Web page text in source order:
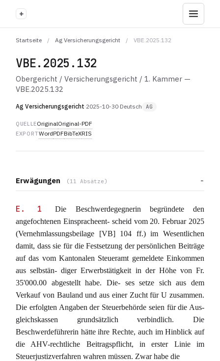
+
Startseite / Ag Versicherungsgericht / VBE.2025.132
VBE.2025.132
Obergericht / Versicherungsgericht / 1. Kammer —
VBE.2025.132
Ag Versicherungsgericht·2025-10-30·Deutsch AG
QUELLEOriginalOriginal-PDF
EXPORTWordPDFBibTeXRIS
Erwägungen (11 Absätze)
E. 1
Die Beschwerdegegnerin begründete den
angefochtenen Einspracheent- scheid vom 20. Februar 2025
(Vernehmlassungsbeilage [VB] 104 ff.) im Wesentlichen
damit, dass sie für die Festsetzung der persönlichen Beiträge
auf das vom Kantonalen Steueramt gemeldete Einkommen
aus selbstän- diger Erwerbstätigkeit in der Höhe von Fr.
35'000.00 abgestellt habe. Die- ses setze sich aus dem
Verkauf von Bauland und aus einer Zucht für U zusammen.
Die erfolgten Angaben der Steuerbehörde seien für die Aus-
gleichskassen grundsätzlich verbindlich. Die
Beschwerdeführerin hätte ihre Rechte, auch im Hinblick auf
die AHV-rechtliche Beitragspflicht, in erster Linie im
Steuerjustizverfahren wahren müssen. Zwar habe die